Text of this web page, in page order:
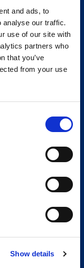
and ads, to
analyse our traffic.
use of our site with
partners who
that you’ve
from your use
Show details